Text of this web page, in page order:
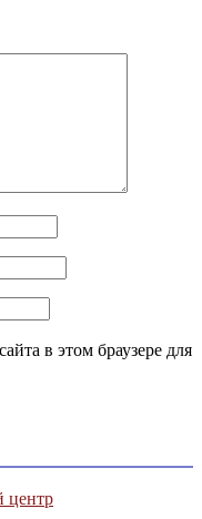
в этом браузере для